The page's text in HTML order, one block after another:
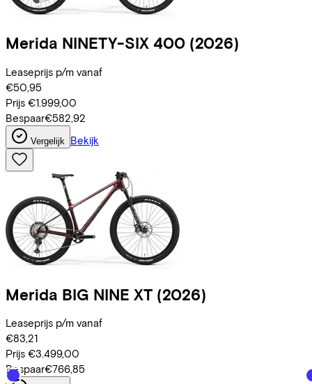
Merida NINETY-SIX 400 (2026)
Leaseprijs p/m vanaf
€50,95
Prijs €1.999,00
Bespaar€582,92
Vergelijk Bekijk
Merida BIG NINE XT (2026)
Leaseprijs p/m vanaf
€83,21
Prijs €3.499,00
Bespaar€766,85